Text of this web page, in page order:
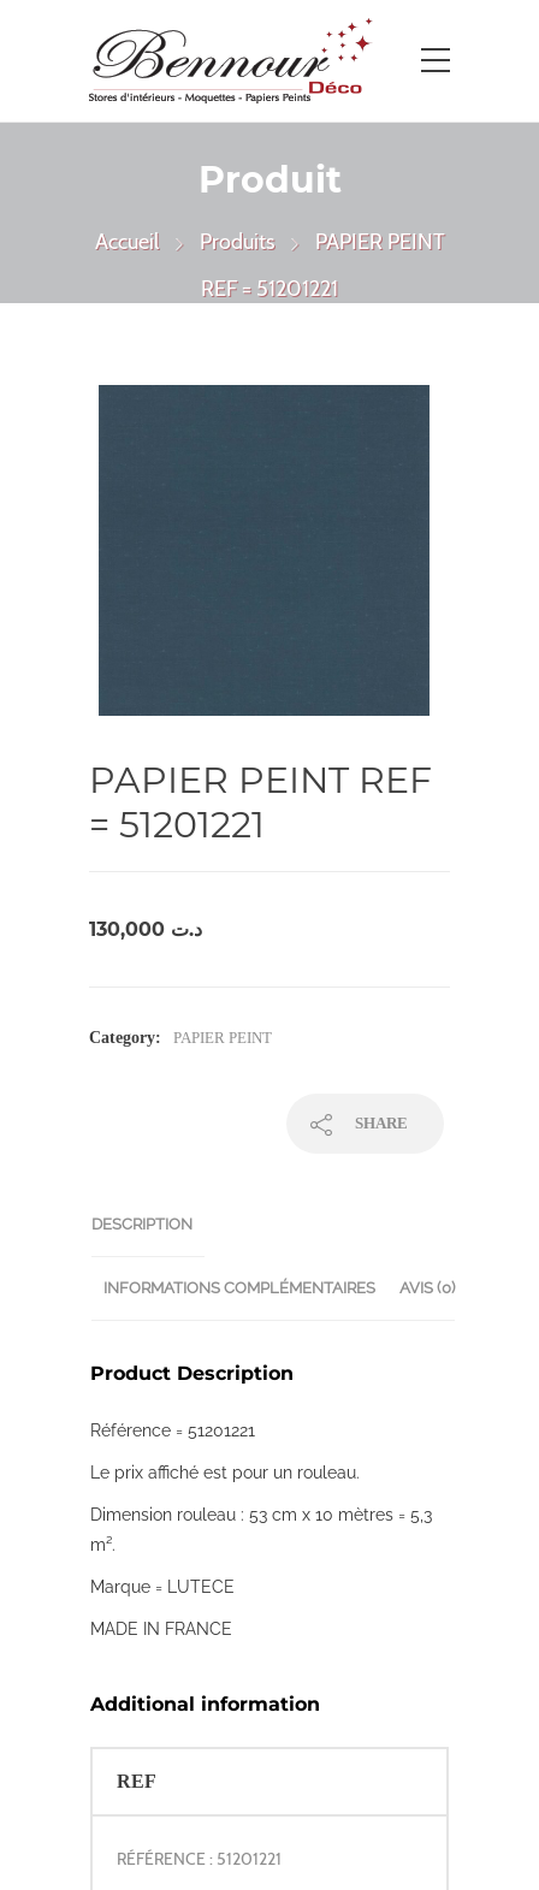
Produit
Accueil Produits
PAPIER PEINT
REF = 51201221
PAPIER PEINT REF
= 51201221
د.ت
Category: PAPIER PEINT
SHARE
DESCRIPTION
INFORMATIONS COMPLÉMENTAIRES AVIS (0)
Product Description
Référence = 51201221
Le prix affiché est pour un rouleau.
Dimension rouleau : 53 cm x 10 mètres = 5,3
m².
Marque = LUTECE
MADE IN FRANCE
Additional information
REF
RÉFÉRENCE : 51201221